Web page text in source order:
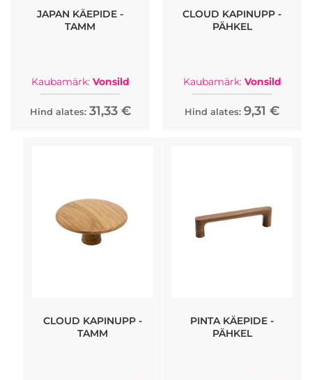
JAPAN KÄEPIDE -
TAMM
Kaubamärk: Vonsild
Hind alates: 31,33 €
CLOUD KAPINUPP -
PÄHKEL
Kaubamärk: Vonsild
Hind alates: 9,31 €
CLOUD KAPINUPP -
TAMM
PINTA KÄEPIDE -
PÄHKEL